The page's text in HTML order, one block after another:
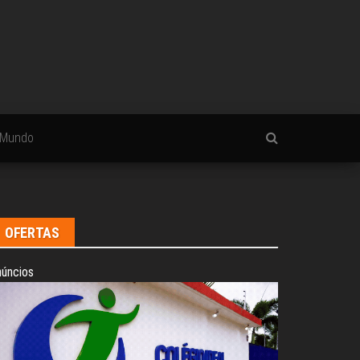
Mundo
OFERTAS